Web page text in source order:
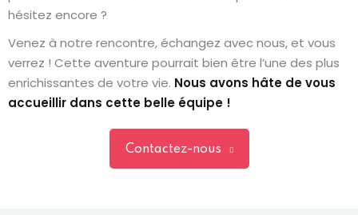
hésitez encore ?
Venez à notre rencontre, échangez avec nous, et vous
verrez ! Cette aventure pourrait bien être l’une des plus
enrichissantes de votre vie. Nous avons hâte de vous
accueillir dans cette belle équipe !
Contactez-nous